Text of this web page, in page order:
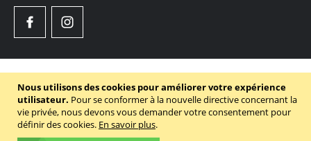
Nous utilisons des cookies pour améliorer votre expérience
utilisateur. Pour se conformer à la nouvelle directive concernant la
vie privée, nous devons vous demander votre consentement pour
définir des cookies. En savoir plus.
FacebookInstagram
Politique de confidentialité
Conditions générales